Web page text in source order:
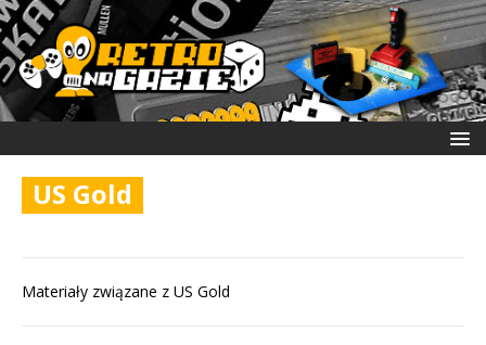
US Gold
Materiały związane z US Gold